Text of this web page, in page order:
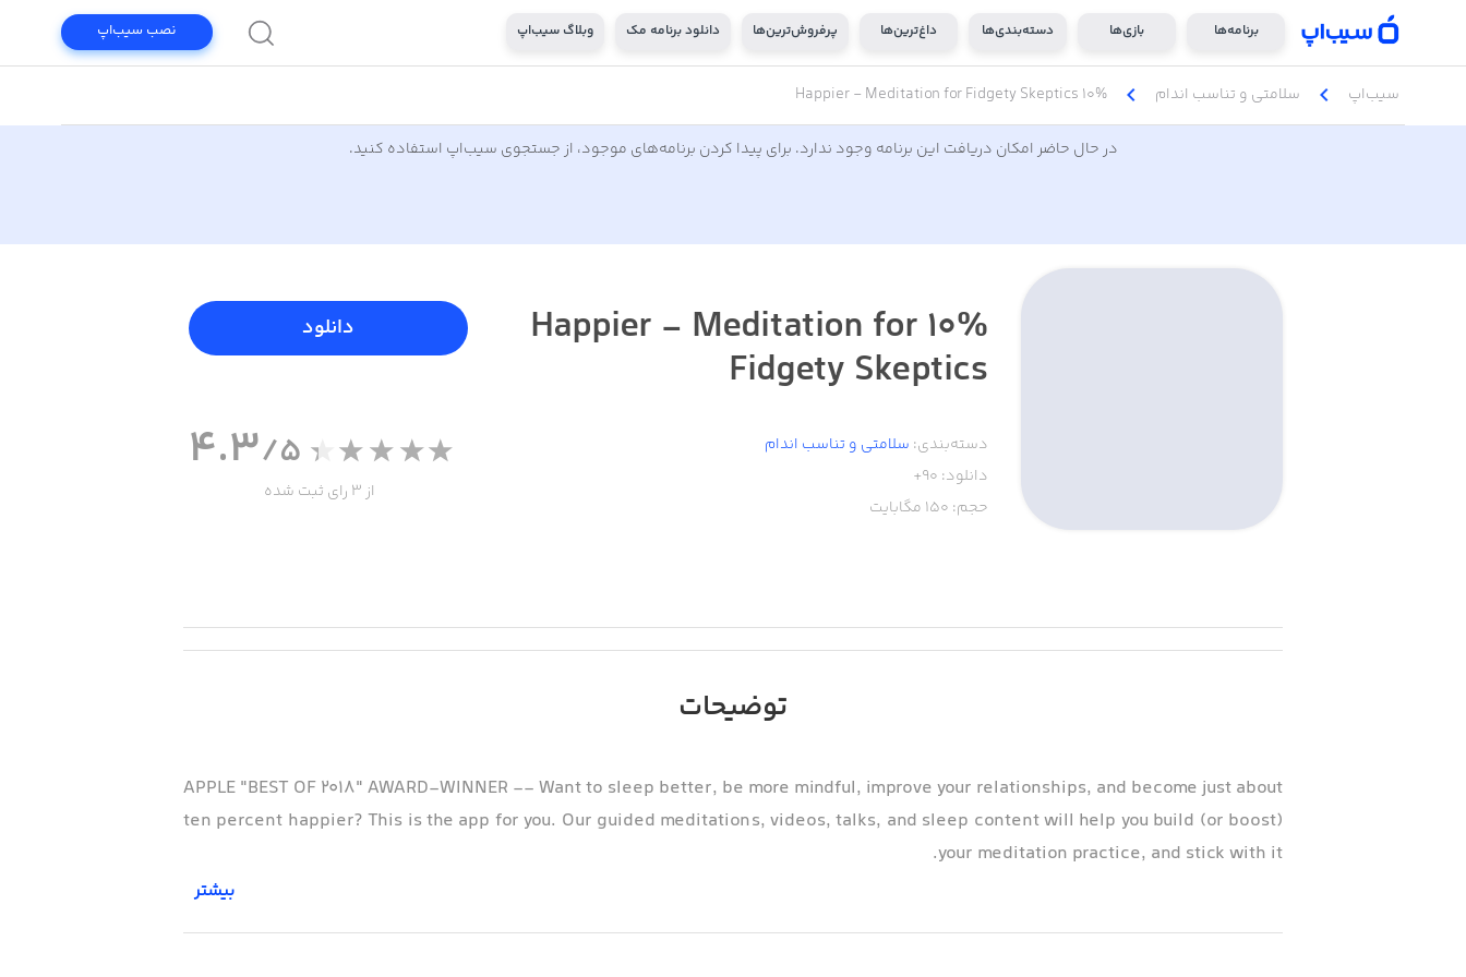
برنامه‌ها بازی‌ها دسته‌بندی‌ها داغ‌ترین‌ها پرفروش‌ترین‌ها دانلود برنامه مک وبلاگ سیب‌اپ نصب سیب‌اپ
سیب‌اپ chevron_left سلامتی و تناسب اندام chevron_left
10% Happier - Meditation for Fidgety Skeptics
در حال حاضر امکان دریافت این برنامه وجود ندارد. برای پیدا کردن برنامه‌های موجود، از جستجوی سیب‌اپ استفاده کنید.
10% Happier - Meditation for
Fidgety Skeptics
دسته‌بندی: سلامتی و تناسب اندام
دانلود: 90+
حجم: 150 مگابایت
دانلود
4.3/5
از 3 رای ثبت شده
توضیحات
APPLE "BEST OF 2018" AWARD-WINNER -- Want to sleep better, be more mindful, improve your relationships, and become just about
ten percent happier? This is the app for you. Our guided meditations, videos, talks, and sleep content will help you build (or boost)
your meditation practice, and stick with it.
بیشتر